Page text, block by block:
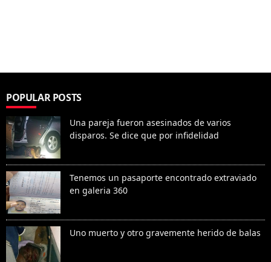
POPULAR POSTS
Una pareja fueron asesinados de varios
disparos. Se dice que por infidelidad
Tenemos un pasaporte encontrado extraviado
en galeria 360
Uno muerto y otro gravemente herido de balas